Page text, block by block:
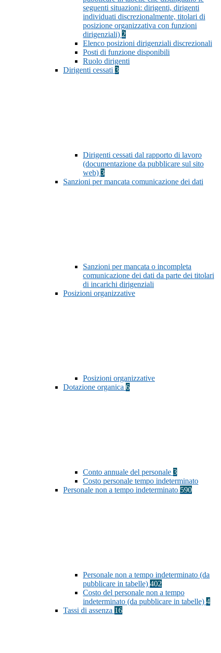
seguenti situazioni: dirigenti, dirigenti
individuati discrezionalmente, titolari di
posizione organizzativa con funzioni
dirigenziali) 2
Elenco posizioni dirigenziali discrezionali
Posti di funzione disponibili
Ruolo dirigenti
Dirigenti cessati 3
Dirigenti cessati dal rapporto di lavoro
(documentazione da pubblicare sul sito
web) 3
Sanzioni per mancata comunicazione dei dati
Sanzioni per mancata o incompleta
comunicazione dei dati da parte dei titolari
di incarichi dirigenziali
Posizioni organizzative
Posizioni organizzative
Dotazione organica 6
Conto annuale del personale 3
Costo personale tempo indeterminato
Personale non a tempo indeterminato 590
Personale non a tempo indeterminato (da
pubblicare in tabelle) 402
Costo del personale non a tempo
indeterminato (da pubblicare in tabelle) 4
Tassi di assenza 16